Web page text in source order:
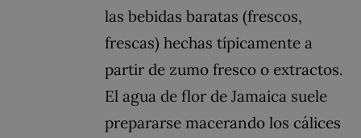
las bebidas baratas (frescos,
frescas) hechas típicamente a
partir de zumo fresco o extractos.
El agua de flor de Jamaica suele
prepararse macerando los cálices